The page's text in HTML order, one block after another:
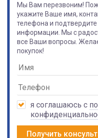
Мы Вам перезвоним!
укажите Ваше имя,
телефона и
информации. Мы с
все Ваши вопросы.
покупок!
я соглашаюсь с
Получить